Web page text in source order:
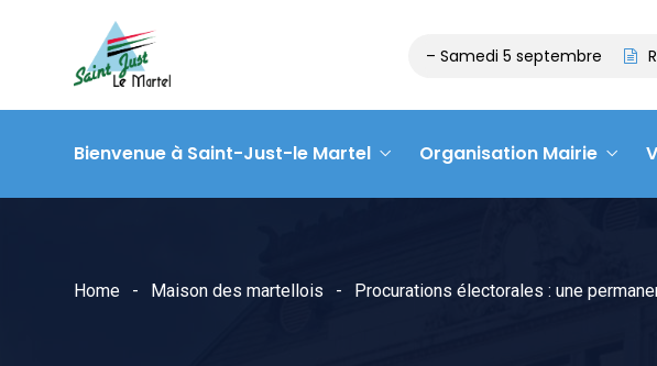
Matinée des associations – Samedi 5 septembre
Bienvenue à Saint-Just-le Martel Organisation Mairie
Home Maison des martellois Procurations électorales : une